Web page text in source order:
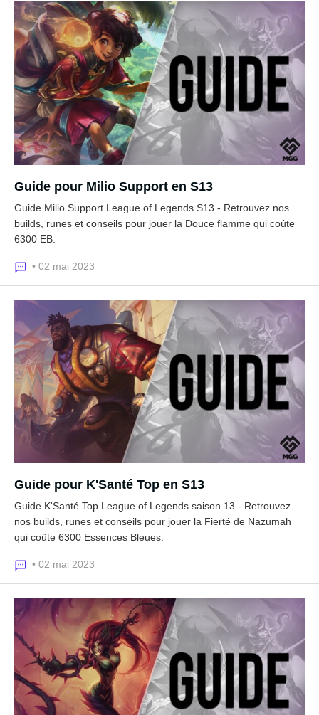
Guide pour Milio Support en S13
Guide Milio Support League of Legends S13 - Retrouvez nos
builds, runes et conseils pour jouer la Douce flamme qui coûte
6300 EB.
• 02 mai 2023
Guide pour K'Santé Top en S13
Guide K'Santé Top League of Legends saison 13 - Retrouvez
nos builds, runes et conseils pour jouer la Fierté de Nazumah
qui coûte 6300 Essences Bleues.
• 02 mai 2023